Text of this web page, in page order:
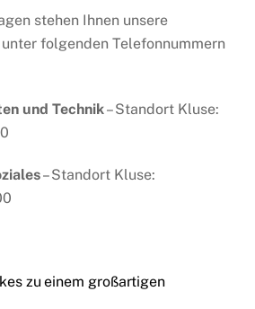
stehen Ihnen unsere
folgenden Telefonnummern
und Technik– Standort Kluse:
– Standort Kluse:
zu einem großartigen